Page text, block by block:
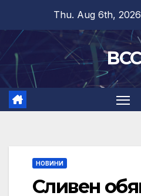
content
Thu. Aug 6th, 2026
НОВИНИ
Сливен